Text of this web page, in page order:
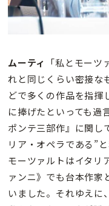
ムーティ 「私とモー
れと同じくらい密接な
どで多くの作品を指揮
に捧げたといっても過
ポンテ三部作』に関し
リア・オペラである”
モーツァルトはイタリ
ァンニ》でも台本作家
いました。それゆえに